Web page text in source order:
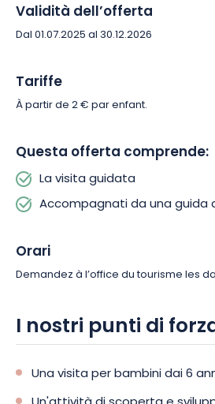
Validità dell’offerta
Dal 01.07.2025 al 30.12.2026
Tariffe
À partir de 2 € par enfant.
Questa offerta comprende:
La visita guidata
Accompagnati da una guida
Orari
Demandez à l’office du tourisme les
I nostri punti di
Una visita per bambini dai 6